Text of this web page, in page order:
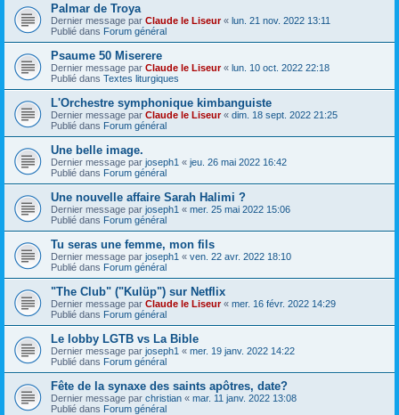
Palmar de Troya
Dernier message par Claude le Liseur« lun. 21 nov. 2022 13:11
Publié dans Forum général
Psaume 50 Miserere
Dernier message par Claude le Liseur« lun. 10 oct. 2022 22:18
Publié dans Textes liturgiques
L'Orchestre symphonique kimbanguiste
Dernier message par Claude le Liseur« dim. 18 sept. 2022 21:25
Publié dans Forum général
Une belle image.
Dernier message par joseph1 « jeu. 26 mai 2022 16:42
Publié dans Forum général
Une nouvelle affaire Sarah Halimi ?
Dernier message par joseph1 « mer. 25 mai 2022 15:06
Publié dans Forum général
Tu seras une femme, mon fils
Dernier message par joseph1 « ven. 22 avr. 2022 18:10
Publié dans Forum général
"The Club" ("Kulüp") sur Netflix
Dernier message par Claude le Liseur« mer. 16 févr. 2022 14:29
Publié dans Forum général
Le lobby LGTB vs La Bible
Dernier message par joseph1 « mer. 19 janv. 2022 14:22
Publié dans Forum général
Fête de la synaxe des saints apôtres, date?
Dernier message par christian « mar. 11 janv. 2022 13:08
Publié dans Forum général